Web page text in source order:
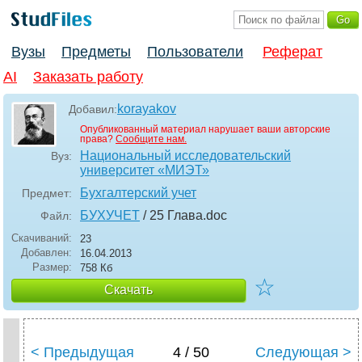
Вузы Предметы Пользователи
Реферат
AI
Заказать работу
Добавил:korayakov
Опубликованный материал нарушает ваши авторские
права? Сообщите нам.
Вуз:
Национальный исследовательский
университет «МИЭТ»
Предмет: Бухгалтерский учет
Файл: БУХУЧЕТ / 25 Глава.doc
Скачиваний:
23
Добавлен:
16.04.2013
Размер:
758 Кб
Скачать ☆
< Предыдущая 4 / 50 Следующая >